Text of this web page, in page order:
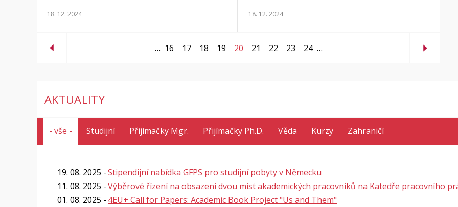
18. 12. 2024 18. 12. 2024
… 16 17 18 19 20 21 22 23 24 …
AKTUALITY
- vše - Studijní Přijímačky Mgr. Přijímačky Ph.D. Věda Kurzy Zahraničí
19. 08. 2025
Stipendijní nabídka GFPS pro studijní pobyty v Německu
11. 08. 2025
Výběrové řízení na obsazení dvou míst akademických pracovníků na Katedře pracovního
01. 08. 2025
4EU+ Call for Papers: Academic Book Project "Us and Them"